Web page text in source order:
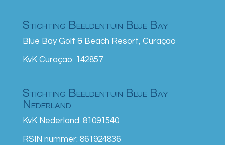
Stichting Beeldentuin Blue Bay
Blue Bay Golf & Beach Resort, Curaçao
KvK Curaçao: 142857
Stichting Beeldentuin Blue Bay
Nederland
KvK Nederland: 81091540
RSIN nummer: 861924836